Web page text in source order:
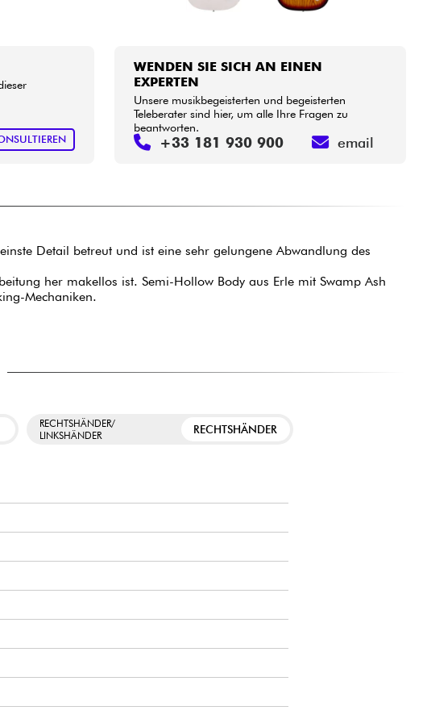
WENDEN SIE SICH AN EINEN
EXPERTEN
Unsere musikbegeisterten und begeisterten
Teleberater sind hier, um alle Ihre Fragen zu
beantworten.
+33 181 930 900 email
Detail betreut und ist eine sehr gelungene Abwandlung des
her makellos ist. Semi-Hollow Body aus Erle mit Swamp Ash
Mechaniken.
RECHTSHÄNDER/
LINKSHÄNDER
RECHTSHÄNDER